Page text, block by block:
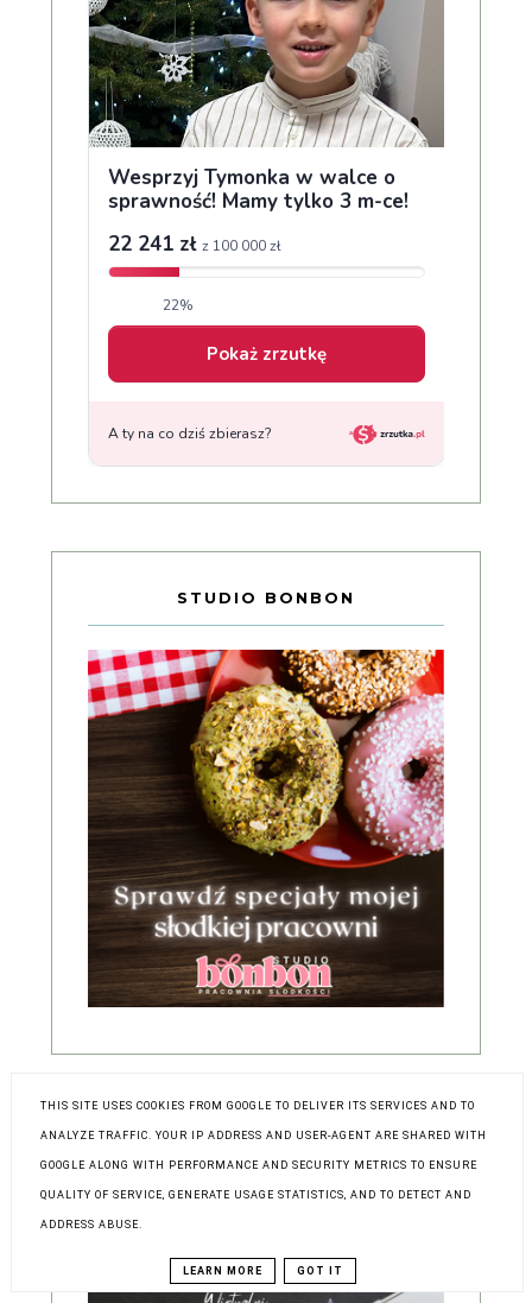
STUDIO BONBON
THIS SITE USES COOKIES FROM GOOGLE TO DELIVER ITS SERVICES AND TO
ANALYZE TRAFFIC. YOUR IP ADDRESS AND USER-AGENT ARE SHARED WITH
GOOGLE ALONG WITH PERFORMANCE AND SECURITY METRICS TO ENSURE
QUALITY OF SERVICE, GENERATE USAGE STATISTICS, AND TO DETECT AND
ADDRESS ABUSE.
LEARN MORE GOT IT